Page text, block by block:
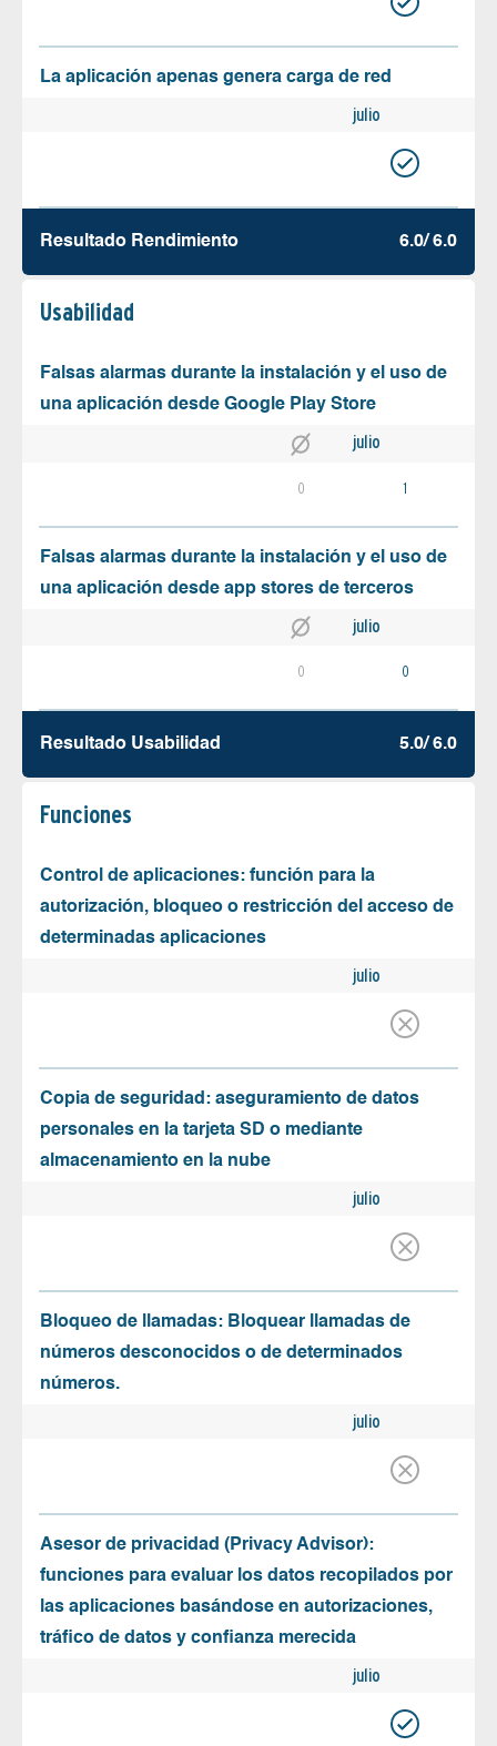
La aplicación apenas genera carga de red
julio
Resultado Rendimiento 6.0/ 6.0
Usabilidad
Falsas alarmas durante la instalación y el uso de
una aplicación desde Google Play Store
julio
0 1
Falsas alarmas durante la instalación y el uso de
una aplicación desde app stores de terceros
julio
0 0
Resultado Usabilidad 5.0/ 6.0
Funciones
Control de aplicaciones: función para la
autorización, bloqueo o restricción del acceso de
determinadas aplicaciones
julio
Copia de seguridad: aseguramiento de datos
personales en la tarjeta SD o mediante
almacenamiento en la nube
julio
Bloqueo de llamadas: Bloquear llamadas de
números desconocidos o de determinados
números.
julio
Asesor de privacidad (Privacy Advisor):
funciones para evaluar los datos recopilados por
las aplicaciones basándose en autorizaciones,
tráfico de datos y confianza merecida
julio